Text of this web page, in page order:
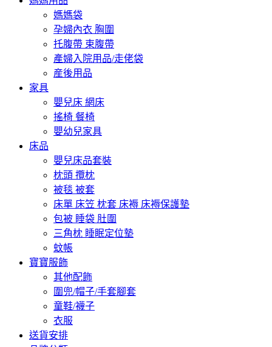
媽媽袋
孕婦內衣 胸圍
托腹帶 束腹帶
產婦入院用品/走佬袋
産後用品
家具
嬰兒床 網床
搖椅 餐椅
嬰幼兒家具
床品
嬰兒床品套裝
枕頭 攬枕
被毯 被套
床單 床笠 枕套 床褥 床褥保護墊
包被 睡袋 肚圍
三角枕 睡眠定位墊
蚊帳
寶寶服飾
其他配飾
圍兜/帽子/手套腳套
童鞋/襪子
衣服
送貨安排